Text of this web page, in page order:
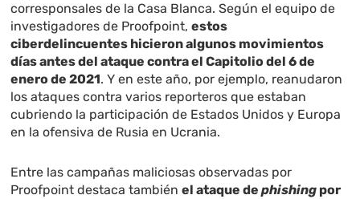
corresponsales de la Casa Blanca. Según el equipo de
investigadores de Proofpoint,estos
ciberdelincuentes hicieron algunos movimientos
días antes del ataque contra el Capitolio del 6 de
enero de 2021. Y en este año, por ejemplo, reanudaron
los ataques contra varios reporteros que estaban
cubriendo la participación de Estados Unidos y Europa
en la ofensiva de Rusia en Ucrania.
Entre las campañas maliciosas observadas por
Proofpoint destaca tambiénel ataque dephishing por